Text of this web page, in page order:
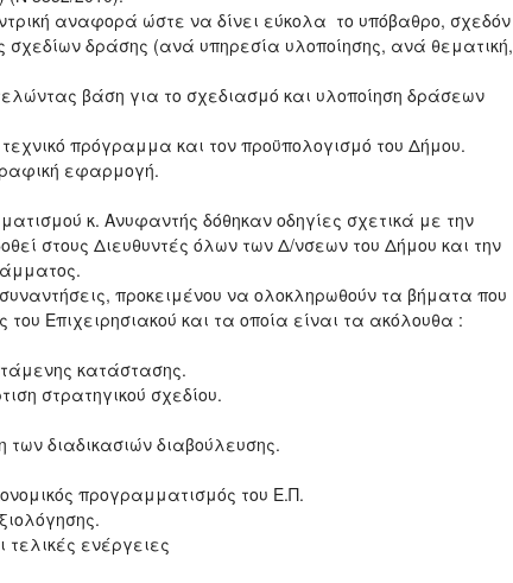
αναφορά ώστε να δίνει εύκολα το υπόβαθρο, σχεδόν
σχεδίων δράσης (ανά υπηρεσία υλοποίησης, ανά θεματική,
βάση για το σχεδιασμό και υλοποίηση δράσεων
πρόγραμμα και τον προϋπολογισμό του Δήμου.
εφαρμογή.
κ. Ανυφαντής δόθηκαν οδηγίες σχετικά με την
στους Διευθυντές όλων των Δ/νσεων του Δήμου και την
προκειμένου να ολοκληρωθούν τα βήματα που
Επιχειρησιακού και τα οποία είναι τα ακόλουθα :
κατάστασης.
στρατηγικού σχεδίου.
των διαδικασιών διαβούλευσης.
προγραμματισμός του Ε.Π.
τελικές ενέργειες